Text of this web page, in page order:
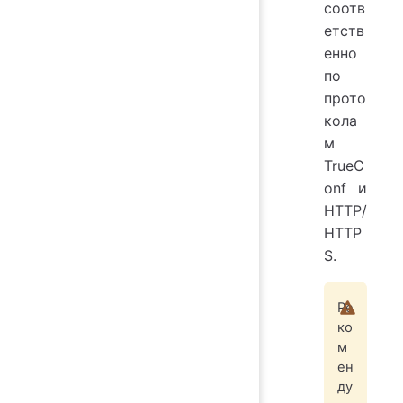
соотв
етств
енно
по
прото
кола
м
TrueC
onf и
HTTP/
HTTP
S.
Ре
ко
м
ен
ду